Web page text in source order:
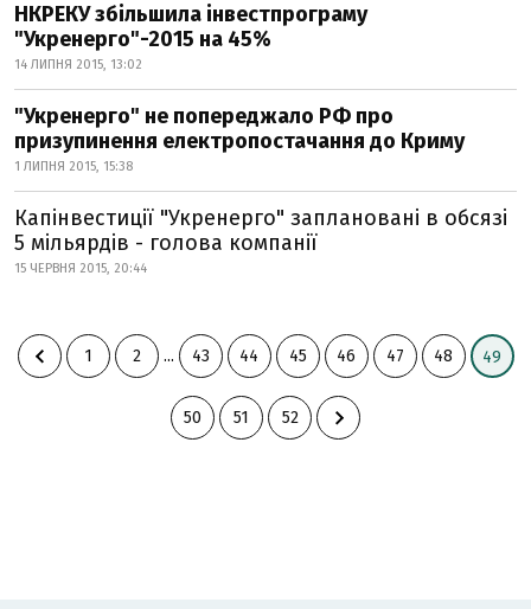
НКРЕКУ збільшила інвестпрограму
"Укренерго"-2015 на 45%
14 ЛИПНЯ 2015, 13:02
"Укренерго" не попереджало РФ про
призупинення електропостачання до Криму
1 ЛИПНЯ 2015, 15:38
Капінвестиції "Укренерго" заплановані в обсязі
5 мільярдів - голова компанії
15 ЧЕРВНЯ 2015, 20:44
1 2 ... 43 44 45 46 47 48 49
50 51 52